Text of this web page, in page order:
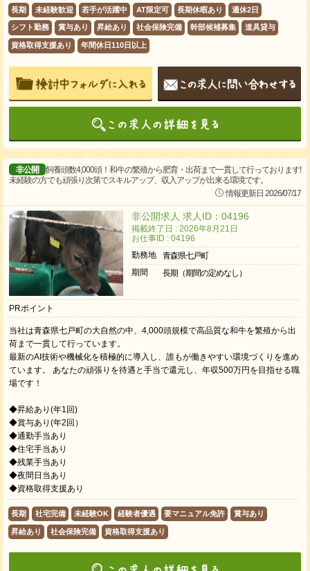
長期 未経験歓迎 若手が活躍中 AT限定可 長期休暇あり 週休2日
シフト勤務 賞与あり 昇給あり 社会保険完備 幹部候補募集 道具貸与
資格取得支援あり 年間休日110日以上
非公開
飼養頭数4,000頭！和牛の繁殖から肥育・出荷まで一貫して行っております!
未経験の方でも頑張り次第でスキルアップ、収入アップが出来る環境です。
情報更新日 2026/07/17
非公開求人 求人ID：04196
掲載終了日 : 2026年8月21日
お仕事ID : 04196
勤務地
青森県七戸町
期間
長期（期間の定めなし）
PRポイント
当社は青森県七戸町の大自然の中、4,000頭規模で高品質な和牛を繁殖から出
荷まで一貫して行っています。
最新のAI技術や機械化を積極的に導入し、誰もが働きやすい環境づくりを進め
ています。 あなたの頑張りを待遇と手当で還元し、年収500万円を目指せる職
場です！
◆昇給あり(年1回)
◆賞与あり(年2回）
◆通勤手当あり
◆住宅手当あり
◆残業手当あり
◆夜間日当あり
◆資格取得支援あり
長期 社宅完備 未経験OK 経験者優遇 要マニュアル免許 賞与あり
昇給あり 社会保険完備 資格取得支援あり